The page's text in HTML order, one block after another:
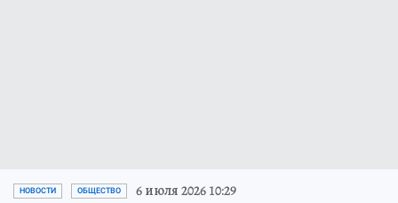
НОВОСТИ ОБЩЕСТВО 6 июля 2026 10:29